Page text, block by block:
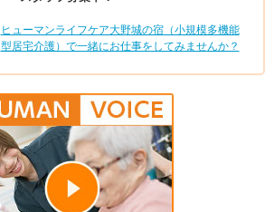
ヒューマンライフケア大野城の宿（小規模多機能
型居宅介護）で一緒にお仕事をしてみませんか？